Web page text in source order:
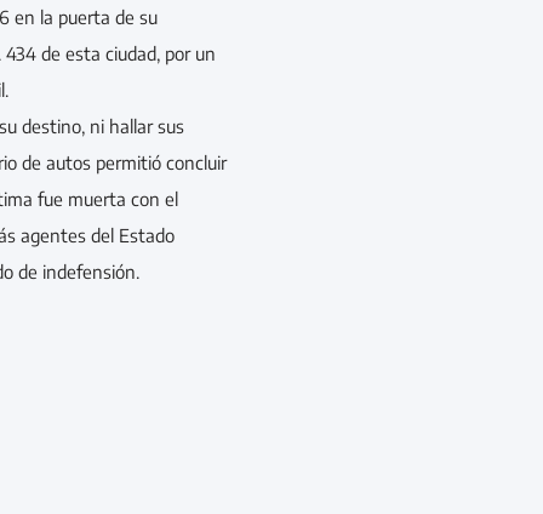
en la puerta de su
de esta ciudad, por un
destino, ni hallar sus
de autos permitió concluir
fue muerta con el
agentes del Estado
de indefensión.